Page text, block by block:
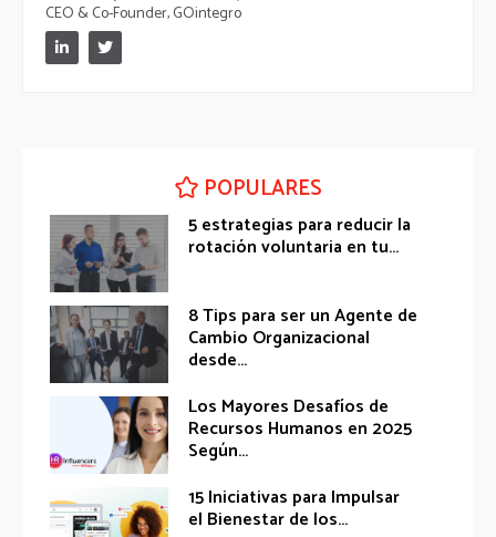
CEO & Co-Founder, GOintegro
POPULARES
5 estrategias para reducir la
rotación voluntaria en tu...
8 Tips para ser un Agente de
Cambio Organizacional
desde...
Los Mayores Desafíos de
Recursos Humanos en 2025
Según...
15 Iniciativas para Impulsar
el Bienestar de los...